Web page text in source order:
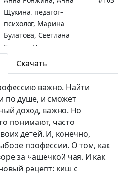
Щукина, педагог–
психолог, Марина
Булатова, Светлана
Быкова, Нина
Анна Ронжина, Алина
Гончар, педагог-
психолог, Юлия
Лупашина, Екатерина
Петреева, Оксана
Устимова, Арина
Воронина
Скачать
важно. Найти
по душе, и сможет
доход, важно. Но
понимают, часто
детей. И, конечно,
профессии. О том, как
за чашечкой чая. И как
рецепт: киш с